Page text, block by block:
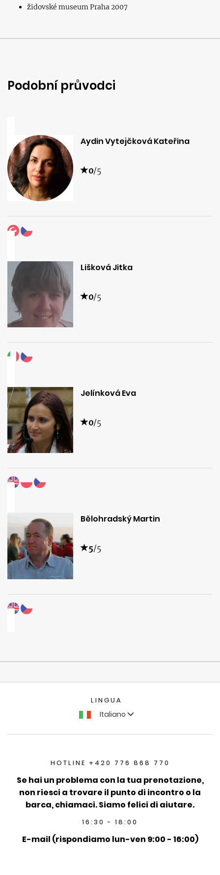
židovské museum Praha 2007
Podobní průvodci
Aydin Vytejčková Kateřina
0/5
Lišková Jitka
0/5
Jelínková Eva
0/5
Bělohradský Martin
5/5
LINGUA
Italiano
HOTLINE +420 776 868 770
Se hai un problema con la tua prenotazione,
non riesci a trovare il punto di incontro o la
barca, chiamaci. Siamo felici di aiutare.
16:30 - 18:00
E-mail (rispondiamo lun-ven 9:00 - 16:00)